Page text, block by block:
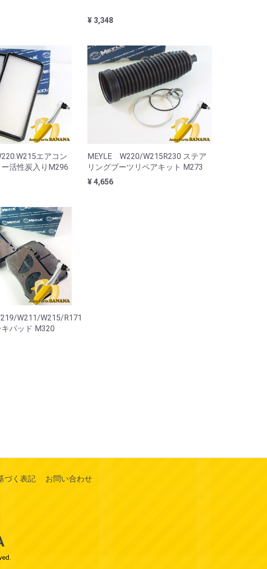
¥ 3,348
エアコン
活性炭入りM296
MEYLE W220/W215R230 ステア
リングブーツリペアキット M273
¥ 4,656
W211/W215/R171
パッド M320
づく表記 お問い合わせ